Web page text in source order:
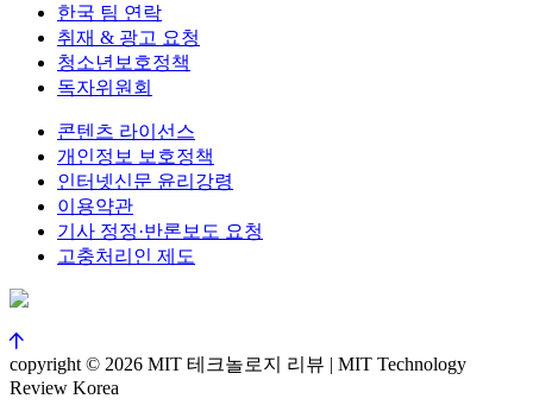
한국 팀 연락
취재 & 광고 요청
청소년보호정책
독자위원회
콘텐츠 라이선스
개인정보 보호정책
인터넷신문 윤리강령
이용약관
기사 정정·반론보도 요청
고충처리인 제도
copyright © 2026 MIT 테크놀로지 리뷰 | MIT Technology
Review Korea